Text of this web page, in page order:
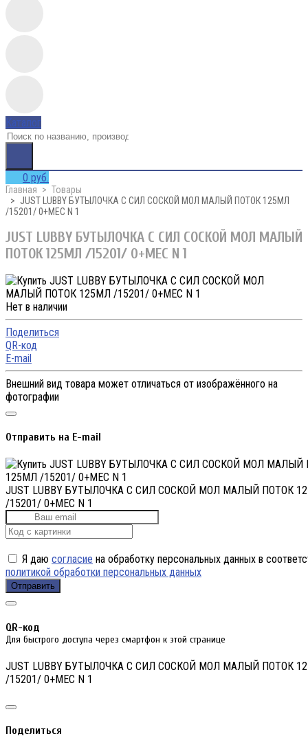
Каталог
0 руб.
Главная
Товары
JUST LUBBY БУТЫЛОЧКА С СИЛ СОСКОЙ МОЛ МАЛЫЙ ПОТОК 125МЛ
/15201/ 0+МЕС N 1
JUST LUBBY БУТЫЛОЧКА С СИЛ СОСКОЙ МОЛ МАЛЫЙ
ПОТОК 125МЛ /15201/ 0+МЕС N 1
Нет в наличии
Поделиться
QR-код
E-mail
Внешний вид товара может отличаться от изображённого на
фотографии
Отправить на E-mail
JUST LUBBY БУТЫЛОЧКА С СИЛ СОСКОЙ МОЛ МАЛЫЙ ПОТОК
/15201/ 0+МЕС N 1
Я даю согласие на обработку персональных данных в
политикой обработки персональных данных
Отправить
QR-код
Для быстрого доступа через смартфон к этой странице
JUST LUBBY БУТЫЛОЧКА С СИЛ СОСКОЙ МОЛ МАЛЫЙ ПОТОК
/15201/ 0+МЕС N 1
Поделиться